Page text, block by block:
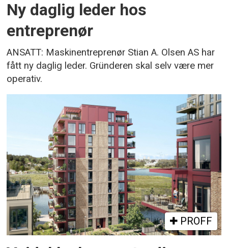
Ny daglig leder hos
entreprenør
ANSATT: Maskinentreprenør Stian A. Olsen AS har
fått ny daglig leder. Gründeren skal selv være mer
operativ.
PROFF